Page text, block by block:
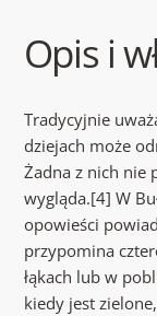
Opis i
Tradycyjnie
dziejach może
Żadna z nich nie
wygląda.[4] W
opowieści
przypomina
łąkach lub w
kiedy jest